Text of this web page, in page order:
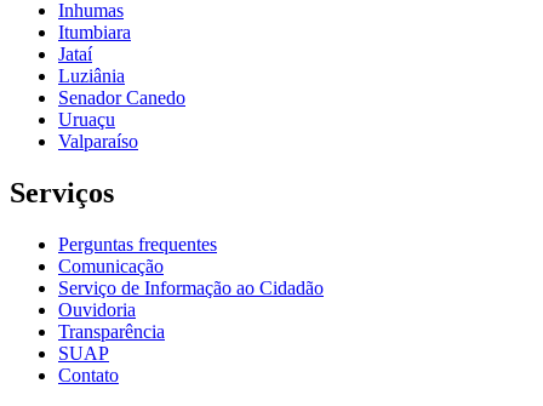
Inhumas
Itumbiara
Jataí
Luziânia
Senador Canedo
Uruaçu
Valparaíso
Serviços
Perguntas frequentes
Comunicação
Serviço de Informação ao Cidadão
Ouvidoria
Transparência
SUAP
Contato